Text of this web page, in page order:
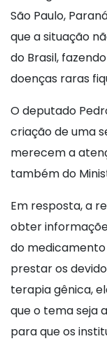
São Paulo,
que a situação
do Brasil,
doenças raras
O deputado
criação de uma
merecem a
também do
Em resposta, a
obter
do
prestar os
terapia gênica,
que o tema seja
para que os